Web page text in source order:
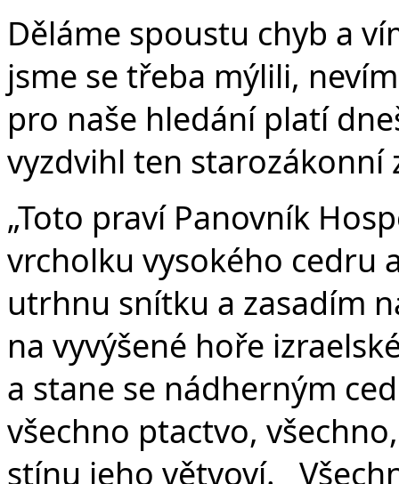
Děláme spoustu chyb a
jsme se třeba mýlili,
pro naše hledání platí
vyzdvihl ten starozákonní
„Toto praví Panovník
vrcholku vysokého cedru
utrhnu snítku a zasadím
na vyvýšené hoře
a stane se nádherným
všechno ptactvo,
stínu jeho větvoví.